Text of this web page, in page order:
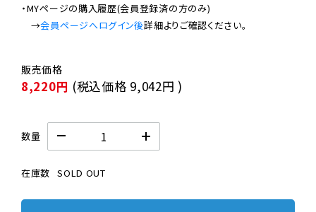
・MYページの購入履歴(会員登録済の方のみ)
→会員ページへログイン後
8,220円 (税込価格 9,042円 )
数量
在庫数 SOLD OUT